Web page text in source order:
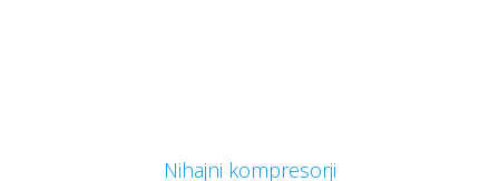
Nihajni kompresorji